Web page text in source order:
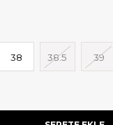
38 38.5 39